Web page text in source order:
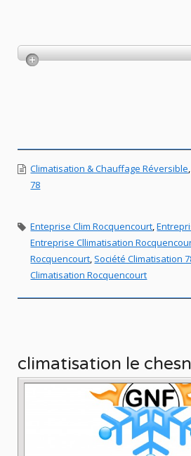
Climatisation & Chauffage Réversible
78
Enteprise Clim Rocquencourt,
Entreprise Cllimatisation
Rocquencourt, Société Climatisation
Climatisation Rocquencourt
climatisation le